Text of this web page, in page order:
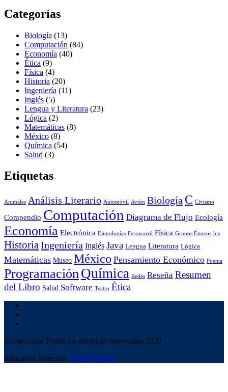
Categorías
Biología (13)
Computación (84)
Economía (40)
Ética (9)
Física (4)
Historia (20)
Ingeniería (11)
Inglés (5)
Lengua y Literatura (23)
Lógica (2)
Matemáticas (8)
México (8)
Química (54)
Salud (3)
Etiquetas
Animales Análisis Literario Automóvil Avión Biología C Civismo
Compendio Computación Diagrama de Flujo Ecología
Economía Electrónica Etimologías Ferrocarril Física Grupos Étnicos his
HistoriaIngeniería Inglés Java Lengua Literatura Lógica
Matemáticas Museo México Pensamiento Económico Poema
ProgramaciónQuímica Redes Reseña Resumen
del Libro Salud Software Teatro Ética
©Güey.com Todos los derechos reservados 2020
Education Base por Acme Themes